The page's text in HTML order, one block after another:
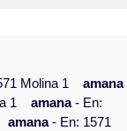
Molina 1
amana
1 amana- En:
amana- En: 1571